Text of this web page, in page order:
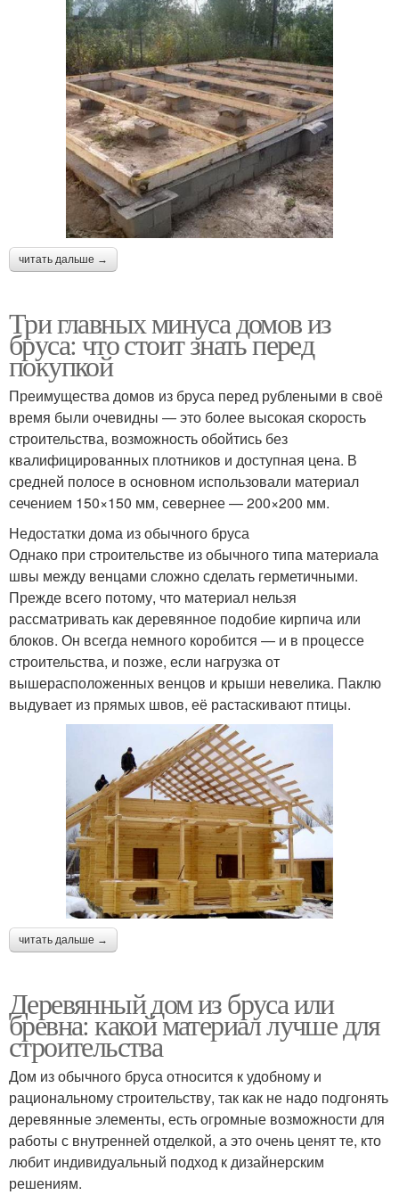
читать дальше →
Три главных минуса домов из
бруса: что стоит знать перед
покупкой
Преимущества домов из бруса перед рублеными в своё
время были очевидны — это более высокая скорость
строительства, возможность обойтись без
квалифицированных плотников и доступная цена. В
средней полосе в основном использовали материал
сечением 150×150 мм, севернее — 200×200 мм.
Недостатки дома из обычного бруса
Однако при строительстве из обычного типа материала
швы между венцами сложно сделать герметичными.
Прежде всего потому, что материал нельзя
рассматривать как деревянное подобие кирпича или
блоков. Он всегда немного коробится — и в процессе
строительства, и позже, если нагрузка от
вышерасположенных венцов и крыши невелика. Паклю
выдувает из прямых швов, её растаскивают птицы.
читать дальше →
Деревянный дом из бруса или
бревна: какой материал лучше для
строительства
Дом из обычного бруса относится к удобному и
рациональному строительству, так как не надо подгонять
деревянные элементы, есть огромные возможности для
работы с внутренней отделкой, а это очень ценят те, кто
любит индивидуальный подход к дизайнерским
решениям.